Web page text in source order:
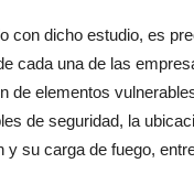
con dicho estudio, es
cada una de las
de elementos
de seguridad, la
y su carga de fuego,